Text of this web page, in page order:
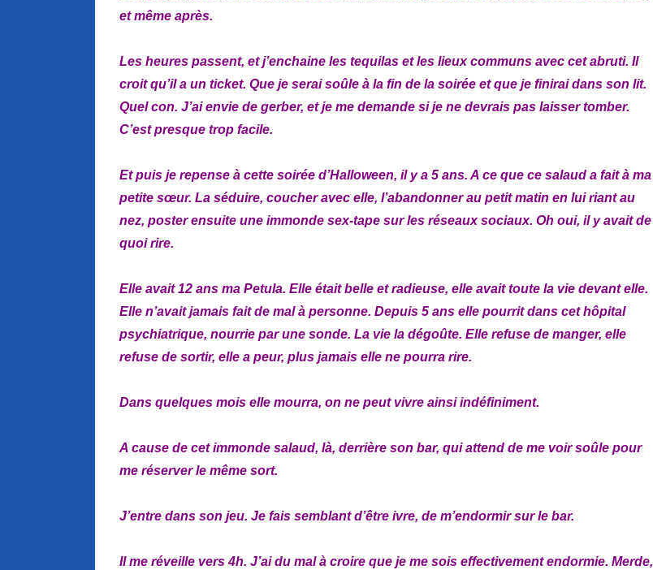
et même après.
Les heures passent, et j’enchaine les tequilas et les lieux communs avec cet abruti. Il
croit qu’il a un ticket. Que je serai soûle à la fin de la soirée et que je finirai dans son lit.
Quel con. J’ai envie de gerber, et je me demande si je ne devrais pas laisser tomber.
C’est presque trop facile.
Et puis je repense à cette soirée d’Halloween, il y a 5 ans. A ce que ce salaud a fait à ma
petite sœur. La séduire, coucher avec elle, l’abandonner au petit matin en lui riant au
nez, poster ensuite une immonde sex-tape sur les réseaux sociaux. Oh oui, il y avait de
quoi rire.
Elle avait 12 ans ma Petula. Elle était belle et radieuse, elle avait toute la vie devant elle.
Elle n’avait jamais fait de mal à personne. Depuis 5 ans elle pourrit dans cet hôpital
psychiatrique, nourrie par une sonde. La vie la dégoûte. Elle refuse de manger, elle
refuse de sortir, elle a peur, plus jamais elle ne pourra rire.
Dans quelques mois elle mourra, on ne peut vivre ainsi indéfiniment.
A cause de cet immonde salaud, là, derrière son bar, qui attend de me voir soûle pour
me réserver le même sort.
J’entre dans son jeu. Je fais semblant d’être ivre, de m’endormir sur le bar.
Il me réveille vers 4h. J’ai du mal à croire que je me sois effectivement endormie. Merde,